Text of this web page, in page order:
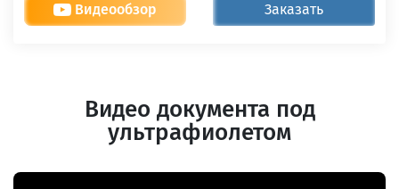
Видеообзор Заказать
Видео документа под
ультрафиолетом